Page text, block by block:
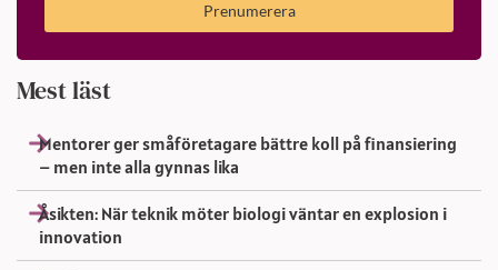
Prenumerera
Mest läst
Mentorer ger småföretagare bättre koll på finansiering
– men inte alla gynnas lika
Åsikten: När teknik möter biologi väntar en explosion i
innovation